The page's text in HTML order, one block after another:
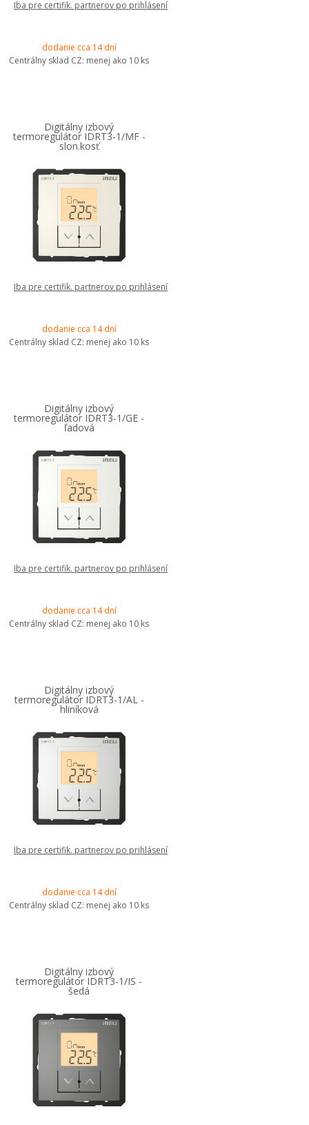
Iba pre certifik. partnerov po prihlásení
dodanie cca 14 dní
Centrálny sklad CZ: menej ako 10 ks
Digitálny izbový
termoregulátor IDRT3-1/MF -
slon.kosť
Iba pre certifik. partnerov po prihlásení
dodanie cca 14 dní
Centrálny sklad CZ: menej ako 10 ks
Digitálny izbový
termoregulátor IDRT3-1/GE -
ľadová
Iba pre certifik. partnerov po prihlásení
dodanie cca 14 dní
Centrálny sklad CZ: menej ako 10 ks
Digitálny izbový
termoregulátor IDRT3-1/AL -
hliníková
Iba pre certifik. partnerov po prihlásení
dodanie cca 14 dní
Centrálny sklad CZ: menej ako 10 ks
Digitálny izbový
termoregulátor IDRT3-1/IS -
šedá